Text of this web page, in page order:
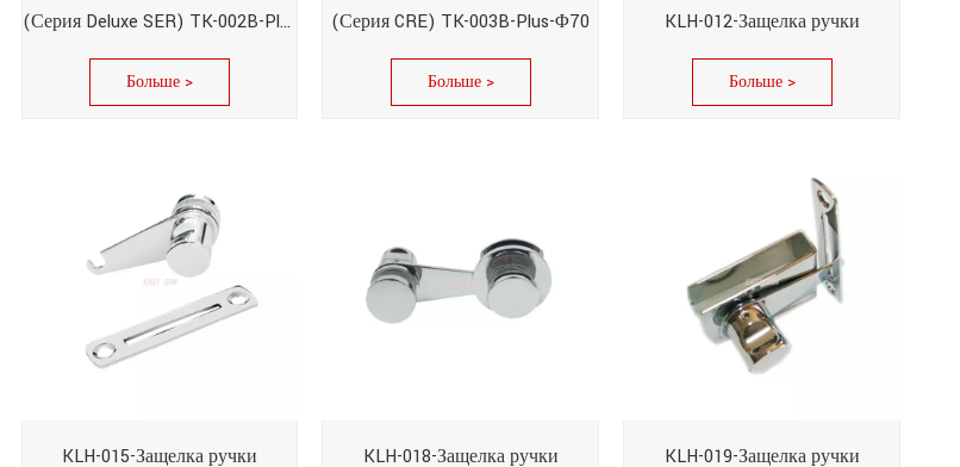
(Серия Deluxe SER) TK-002B-Plus-Φ39
Больше >
(Серия CRE) TK-003B-Plus-Φ70
Больше >
KLH-012-Защелка ручки
Больше >
KLH-015-Защелка ручки KLH-018-Защелка ручки KLH-019-Защелка ручки